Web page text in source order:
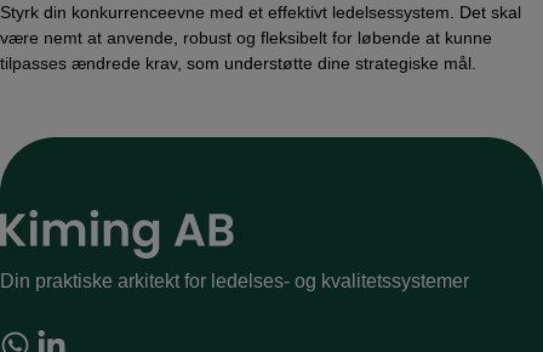
Styrk din konkurrenceevne med et effektivt ledelsessystem. Det skal
være nemt at anvende, robust og fleksibelt for løbende at kunne
tilpasses ændrede krav, som understøtte dine strategiske mål.
Din praktiske arkitekt for ledelses- og kvalitetssystemer